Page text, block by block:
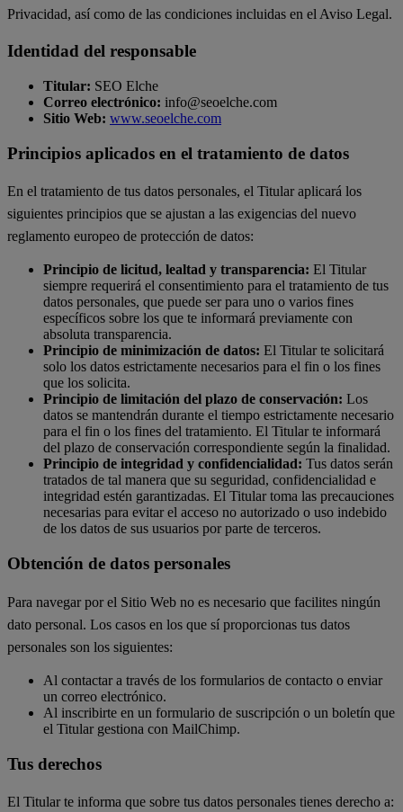
Privacidad, así como de las condiciones incluidas en el Aviso Legal.
Identidad del responsable
Titular: SEO Elche
Correo electrónico: info@seoelche.com
Sitio Web: www.seoelche.com
Principios aplicados en el tratamiento de datos
En el tratamiento de tus datos personales, el Titular aplicará los
siguientes principios que se ajustan a las exigencias del nuevo
reglamento europeo de protección de datos:
Principio de licitud, lealtad y transparencia: El Titular
siempre requerirá el consentimiento para el tratamiento de tus
datos personales, que puede ser para uno o varios fines
específicos sobre los que te informará previamente con
absoluta transparencia.
Principio de minimización de datos: El Titular te solicitará
solo los datos estrictamente necesarios para el fin o los fines
que los solicita.
Principio de limitación del plazo de conservación: Los
datos se mantendrán durante el tiempo estrictamente necesario
para el fin o los fines del tratamiento. El Titular te informará
del plazo de conservación correspondiente según la finalidad.
Principio de integridad y confidencialidad: Tus datos serán
tratados de tal manera que su seguridad, confidencialidad e
integridad estén garantizadas. El Titular toma las precauciones
necesarias para evitar el acceso no autorizado o uso indebido
de los datos de sus usuarios por parte de terceros.
Obtención de datos personales
Para navegar por el Sitio Web no es necesario que facilites ningún
dato personal. Los casos en los que sí proporcionas tus datos
personales son los siguientes:
Al contactar a través de los formularios de contacto o enviar
un correo electrónico.
Al inscribirte en un formulario de suscripción o un boletín que
el Titular gestiona con MailChimp.
Tus derechos
El Titular te informa que sobre tus datos personales tienes derecho a: